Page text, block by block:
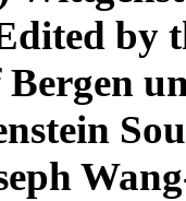
by
Bergen